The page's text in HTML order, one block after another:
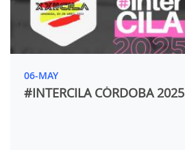
06-MAY
#INTERCILA CÓRDOBA 2025